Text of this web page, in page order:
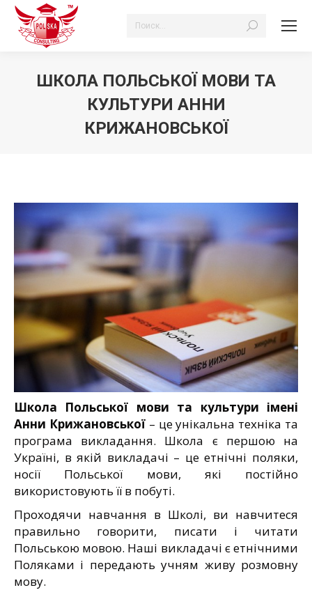
Search:
ШКОЛА ПОЛЬСЬКОЇ МОВИ ТА
КУЛЬТУРИ АННИ
КРИЖАНОВСЬКОЇ
Школа Польської мови та культури імені
Анни Крижановської– це унікальна техніка та
програма викладання. Школа є першою на
Україні, в якій викладачі – це етнічні поляки,
носії Польської мови, які постійно
використовують її в побуті.
Проходячи навчання в Школі, ви навчитеся
правильно говорити, писати і читати
Польською мовою. Наші викладачі є етнічними
Поляками і передають учням живу розмовну
мову.